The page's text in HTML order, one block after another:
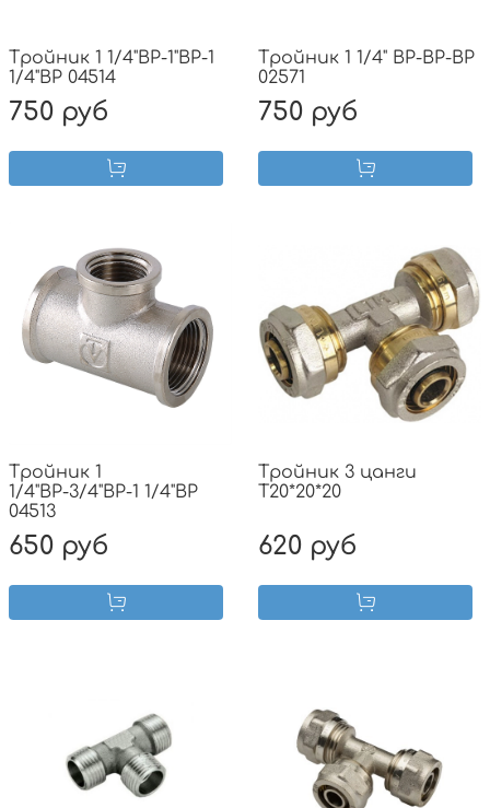
Тройник 1 1/4"ВР-1"ВР-1
1/4"ВР 04514
750 руб
Тройник 1 1/4" ВР-ВР-ВР
02571
750 руб
Тройник 1
1/4"ВР-3/4"ВР-1 1/4"ВР
04513
650 руб
Тройник 3 цанги
T20*20*20
620 руб